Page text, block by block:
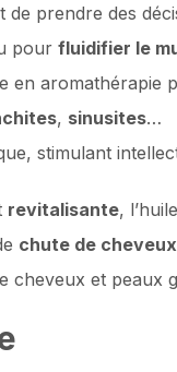
de prendre des
pour fluidifier le
en aromathérapie
, sinusites…
stimulant
revitalisante,
chute de cheveux
cheveux et peaux